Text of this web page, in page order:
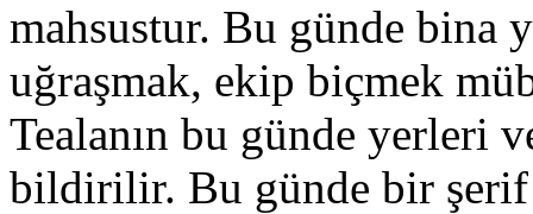
mahsustur. Bu günde bina
uğraşmak, ekip biçmek
Tealanın bu günde yerleri
bildirilir. Bu günde bir şerif